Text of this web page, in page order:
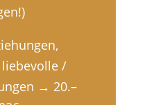
/
→ 20.–